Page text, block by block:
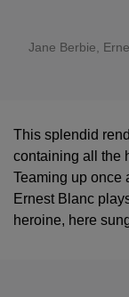
Jane Berbie
This splendid
containing all the
Teaming up once
Ernest Blanc
heroine, here